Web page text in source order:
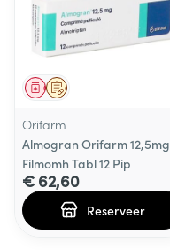
Op voorschrift
Geneesmiddel
Orifarm
Almogran Orifarm 12,5mg
Filmomh Tabl 12 Pip
€ 62,60
Reserveer